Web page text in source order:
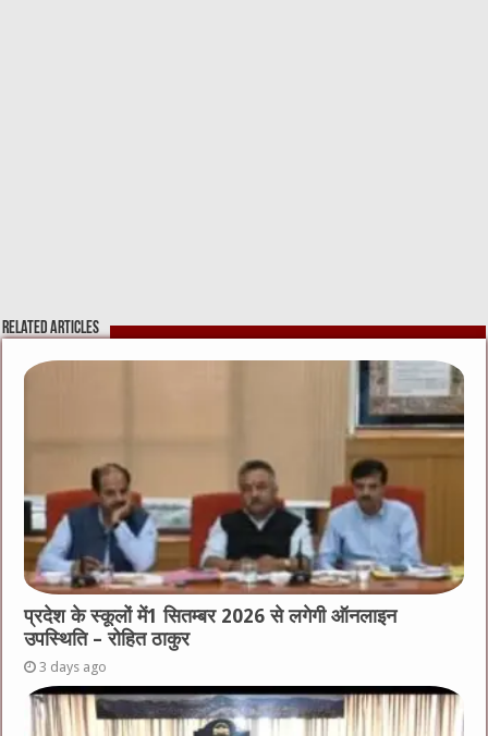
Related Articles
प्रदेश के स्कूलों में1 सितम्बर 2026 से लगेगी ऑनलाइन
उपस्थिति – रोहित ठाकुर
3 days ago